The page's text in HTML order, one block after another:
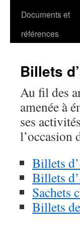
Documents et
références
Billets
Au fil des
amenée à
ses
l’occasion
Billets
Billets
Sachets
Billets